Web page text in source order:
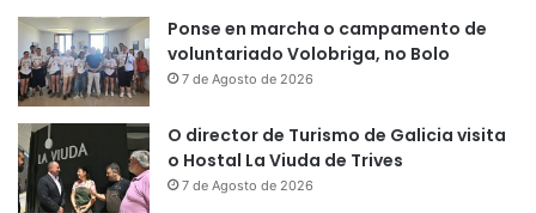
Ponse en marcha o campamento de
voluntariado Volobriga, no Bolo
7 de Agosto de 2026
O director de Turismo de Galicia visita
o Hostal La Viuda de Trives
7 de Agosto de 2026